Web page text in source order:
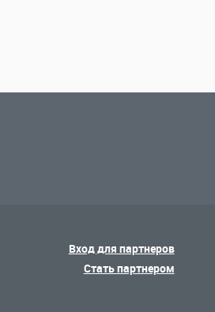
Вход для партнеров
Стать партнером